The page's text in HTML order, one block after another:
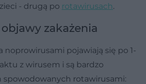
- drugą po rotawirusach.
zakażenia
noprowirusami pojawiają się po 1-
z wirusem i są bardzo
rotawirusami: